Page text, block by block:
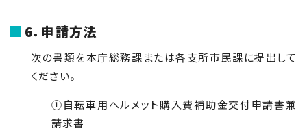
6．申請方法
次の書類を本庁総務課または各支所市民課に提出して
ください。
①自転車用ヘルメット購入費補助金交付申請書兼
請求書